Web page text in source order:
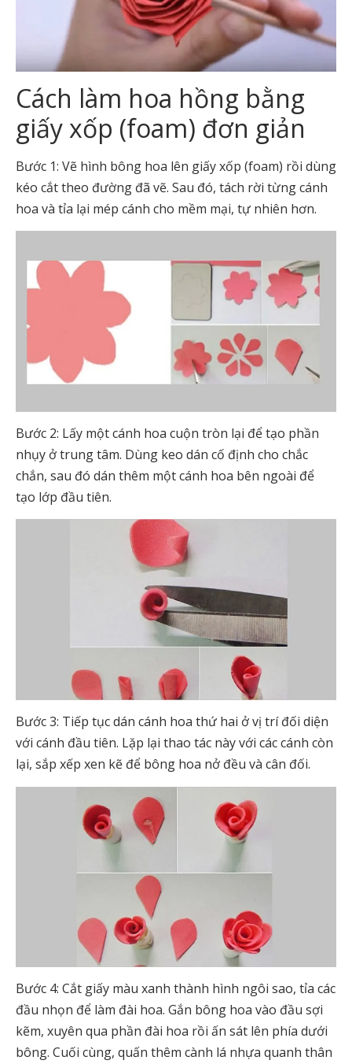
Cách làm hoa hồng bằng
giấy xốp (foam) đơn giản
Bước 1: Vẽ hình bông hoa lên giấy xốp (foam) rồi dùng
kéo cắt theo đường đã vẽ. Sau đó, tách rời từng cánh
hoa và tỉa lại mép cánh cho mềm mại, tự nhiên hơn.
Bước 2: Lấy một cánh hoa cuộn tròn lại để tạo phần
nhụy ở trung tâm. Dùng keo dán cố định cho chắc
chắn, sau đó dán thêm một cánh hoa bên ngoài để
tạo lớp đầu tiên.
Bước 3: Tiếp tục dán cánh hoa thứ hai ở vị trí đối diện
với cánh đầu tiên. Lặp lại thao tác này với các cánh còn
lại, sắp xếp xen kẽ để bông hoa nở đều và cân đối.
Bước 4: Cắt giấy màu xanh thành hình ngôi sao, tỉa các
đầu nhọn để làm đài hoa. Gắn bông hoa vào đầu sợi
kẽm, xuyên qua phần đài hoa rồi ấn sát lên phía dưới
bông. Cuối cùng, quấn thêm cành lá nhựa quanh thân